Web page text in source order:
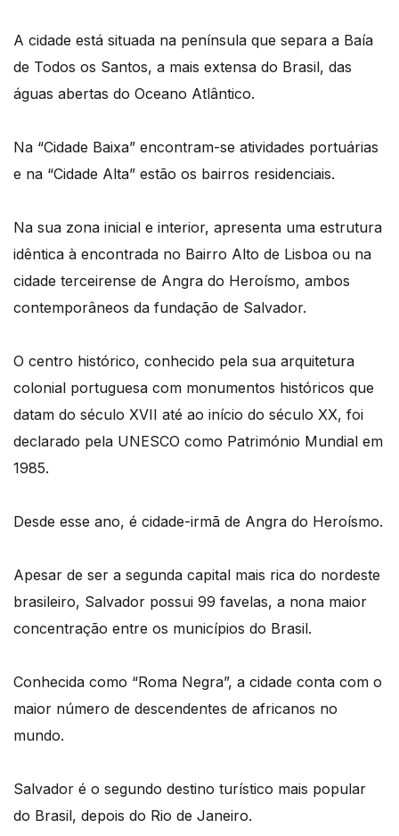
A cidade está situada na península que separa a Baía
de Todos os Santos, a mais extensa do Brasil, das
águas abertas do Oceano Atlântico.
Na “Cidade Baixa” encontram-se atividades portuárias
e na “Cidade Alta” estão os bairros residenciais.
Na sua zona inicial e interior, apresenta uma estrutura
idêntica à encontrada no Bairro Alto de Lisboa ou na
cidade terceirense de Angra do Heroísmo, ambos
contemporâneos da fundação de Salvador.
O centro histórico, conhecido pela sua arquitetura
colonial portuguesa com monumentos históricos que
datam do século XVII até ao início do século XX, foi
declarado pela UNESCO como Património Mundial em
1985.
Desde esse ano, é cidade-irmã de Angra do Heroísmo.
Apesar de ser a segunda capital mais rica do nordeste
brasileiro, Salvador possui 99 favelas, a nona maior
concentração entre os municípios do Brasil.
Conhecida como “Roma Negra”, a cidade conta com o
maior número de descendentes de africanos no
mundo.
Salvador é o segundo destino turístico mais popular
do Brasil, depois do Rio de Janeiro.